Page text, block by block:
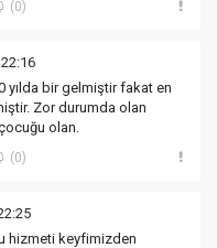
(0)
yılda bir gelmiştir fakat en
Zor durumda olan
olan.
(0)
hizmeti keyfimizden